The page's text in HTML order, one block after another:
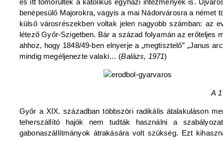
benépesülő Majorokra, vagyis a mai Nádorvárosra a német
külső városrészekben voltak jelen nagyobb számban: az
létező Győr-Szigetben. Bár a század folyamán az erőteljes
ahhoz, hogy 1848/49-ben elnyerje a „megtisztelő” „Janus
mindig megéljenezte valaki… (Balázs, 1971)
A
Győr a XIX. században többszöri radikális átalakuláson
teherszállító hajók nem tudták használni a
gabonaszállítmányok átrakására volt szükség. Ezt